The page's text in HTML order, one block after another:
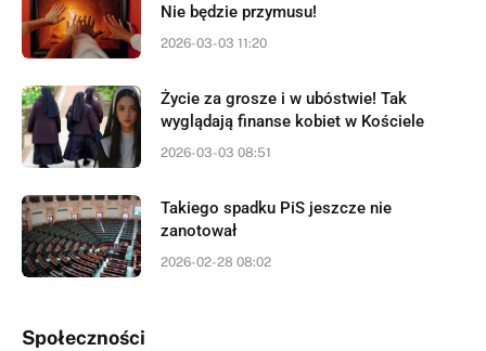
Nie będzie przymusu!
2026-03-03 11:20
Życie za grosze i w ubóstwie! Tak
wyglądają finanse kobiet w Kościele
2026-03-03 08:51
Takiego spadku PiS jeszcze nie
zanotował
2026-02-28 08:02
Społeczności